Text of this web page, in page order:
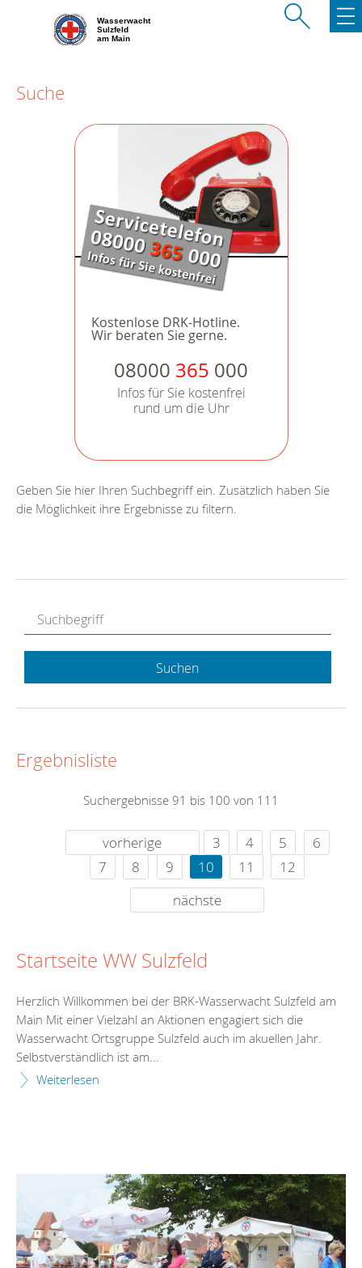
Wasserwacht
Sulzfeld
am Main
Suche
Kostenlose DRK-Hotline.
Wir beraten Sie gerne.
08000 365 000
Infos für Sie kostenfrei
rund um die Uhr
Geben Sie hier Ihren Suchbegriff ein. Zusätzlich haben Sie
die Möglichkeit ihre Ergebnisse zu filtern.
Suchen
Ergebnisliste
Suchergebnisse 91 bis 100 von 111
vorherige 3 4 5
6
7
8 9 10 11
12
nächste
Startseite WW Sulzfeld
Herzlich Willkommen bei der BRK-Wasserwacht Sulzfeld am
Main Mit einer Vielzahl an Aktionen engagiert sich die
Wasserwacht Ortsgruppe Sulzfeld auch im akuellen Jahr.
Selbstverständlich ist am...
Weiterlesen